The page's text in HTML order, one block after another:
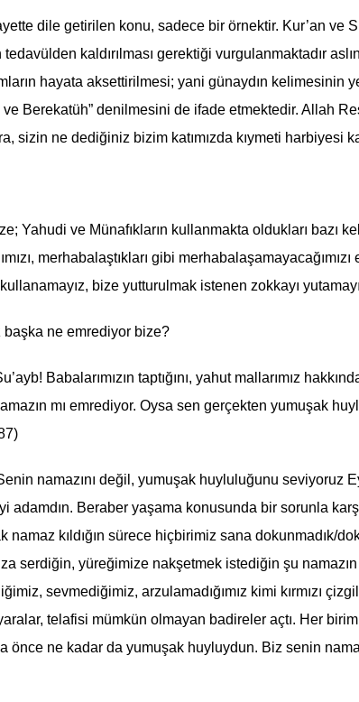
dile getirilen konu, sadece bir örnektir. Kur’an ve
kaldırılması gerektiği vurgulanmaktadır
hayata aksettirilmesi; yani günaydın kelimesinin
Berekatüh” denilmesini de ifade etmektedir. Allah
sizin ne dediğiniz bizim katımızda kıymeti harbiyesi
Yahudi ve Münafıkların kullanmakta oldukları bazı
merhabalaştıkları gibi
bize yutturulmak istenen zokkayı
başka ne emrediyor bize?
Babalarımızın taptığını, yahut mallarımız
mı emrediyor. Oysa sen gerçekten yumuşak
namazını değil, yumuşak huyluluğunu seviyoruz
adamdın. Beraber yaşama konusunda bir sorunla
namaz kıldığın sürece hiçbirimiz sana dokunmadık/
serdiğin, yüreğimize nakşetmek istediğin şu
sevmediğimiz, arzulamadığımız kimi kırmızı
telafisi mümkün olmayan badireler açtı. Her
önce ne kadar da yumuşak huyluydun. Biz senin